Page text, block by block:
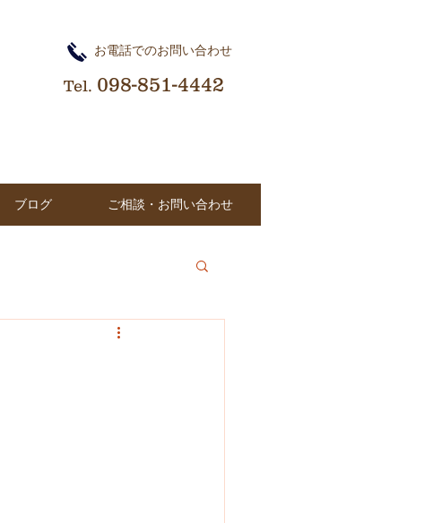
​お電話でのお問い合わせ
Tel. 098-851-4442
ブログ ご相談・お問い合わせ